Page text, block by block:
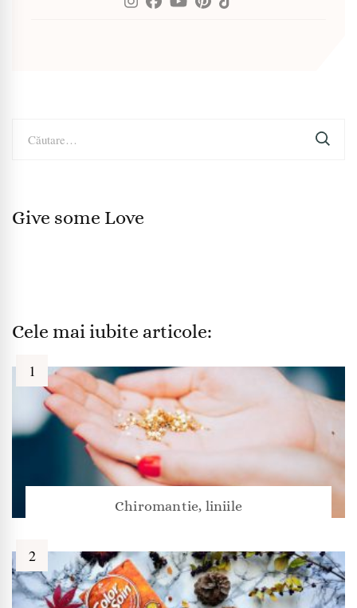
după:
Give some Love
Cele mai iubite articole:
Chiromantie, liniile